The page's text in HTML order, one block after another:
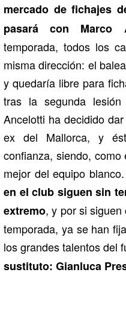
mercado de fichajes
pasará con Marco
temporada, todos los
misma dirección: el
y quedaría libre para
tras la segunda
Ancelotti ha decidido
ex del Mallorca, y
confianza, siendo,
mejor del equipo
en el club siguen sin
extremo, y por si
temporada, ya se han
los grandes talentos del
sustituto: Gianluca